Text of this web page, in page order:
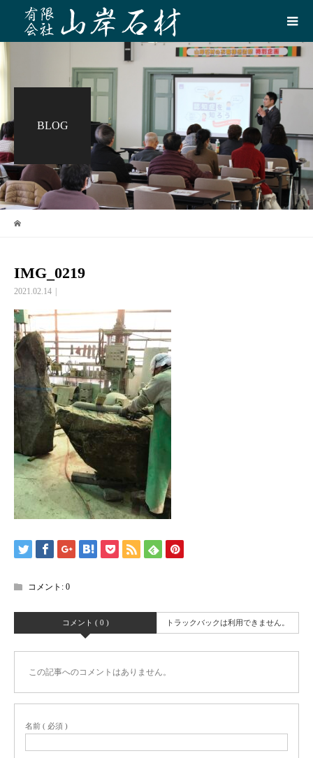
BLOG
IMG_0219
2021.02.14
コメント: 0
コメント ( 0 ) トラックバックは利用できません。
この記事へのコメントはありません。
名前 ( 必須 )